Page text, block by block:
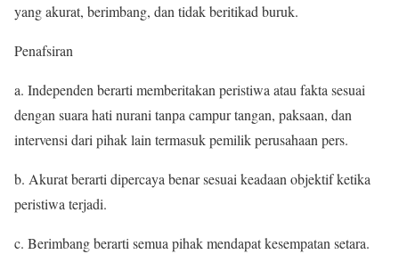
yang akurat, berimbang, dan tidak beritikad buruk.
Penafsiran
a. Independen berarti memberitakan peristiwa atau fakta sesuai
dengan suara hati nurani tanpa campur tangan, paksaan, dan
intervensi dari pihak lain termasuk pemilik perusahaan pers.
b. Akurat berarti dipercaya benar sesuai keadaan objektif ketika
peristiwa terjadi.
c. Berimbang berarti semua pihak mendapat kesempatan setara.